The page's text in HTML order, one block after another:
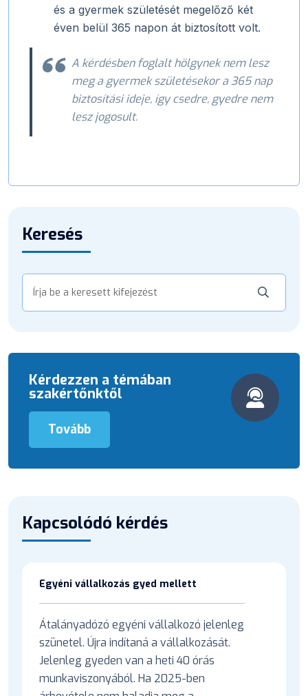
és a gyermek születését megelőző két
éven belül 365 napon át biztosított volt.
A kérdésben foglalt hölgynek nem lesz
meg a gyermek születésekor a 365 nap
biztosítási ideje, így csedre, gyedre nem
lesz jogosult.
Keresés
Kérdezzen a témában
szakértőnktől
Tovább
Kapcsolódó kérdés
Egyéni vállalkozás gyed mellett
Átalányadózó egyéni vállalkozó jelenleg
szünetel. Újra indítaná a vállalkozását.
Jelenleg gyeden van a heti 40 órás
munkaviszonyából. Ha 2025-ben